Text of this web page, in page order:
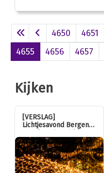
4650 4651
4655
4656 4657
Kijken
[VERSLAG]
Lichtjesavond Bergen
100 jarig jubileum!